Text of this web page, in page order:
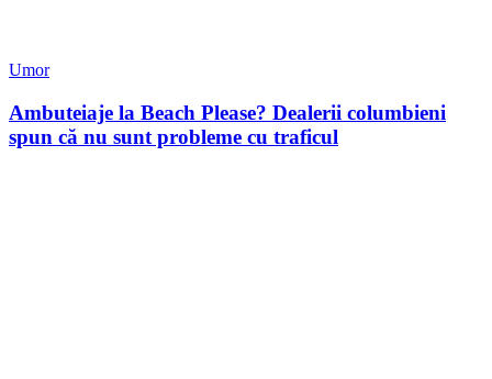
Umor
Ambuteiaje la Beach Please? Dealerii columbieni
spun că nu sunt probleme cu traficul